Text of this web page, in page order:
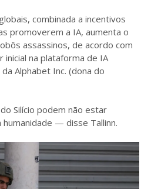
combinada a incentivos
promoverem a IA, aumenta o
assassinos, de acordo com
inicial na plataforma de IA
Alphabet Inc. (dona do
Silício podem não estar
— disse Tallinn.